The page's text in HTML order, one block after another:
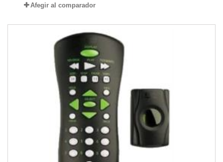
Afegir al comparador